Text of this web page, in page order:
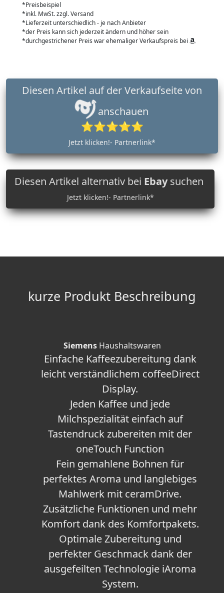
*Preisbeispiel
*inkl. MwSt. zzgl. Versand
*Lieferzeit unterschiedlich - je nach Anbieter
*der Preis kann sich jederzeit ändern und höher sein
*durchgestrichener Preis war ehemaliger Verkaufspreis bei
anschauen
⭐⭐⭐⭐⭐
Jetzt klicken!- Partnerlink*
Diesen Artikel alternativ bei Ebaysuchen
Jetzt klicken!- Partnerlink*
kurze Produkt Beschreibung
SiemensHaushaltswaren
Einfache Kaffeezubereitung dank
leicht verständlichem coffeeDirect
Display.
Jeden Kaffee und jede
Milchspezialität einfach auf
Tastendruck zubereiten mit der
oneTouch Function
Fein gemahlene Bohnen für
perfektes Aroma und langlebiges
Mahlwerk mit ceramDrive.
Zusätzliche Funktionen und mehr
Komfort dank des Komfortpakets.
Optimale Zubereitung und
perfekter Geschmack dank der
ausgefeilten Technologie iAroma
System.